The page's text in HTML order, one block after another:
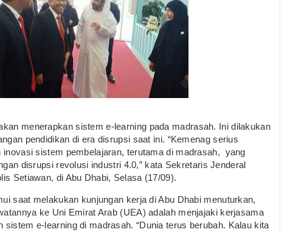
menerapkan sistem e-learning pada madrasah. Ini dilakukan
pendidikan di era disrupsi saat ini. “Kemenag serius
inovasi sistem pembelajaran, terutama di madrasah, yang
disrupsi revolusi industri 4.0,” kata Sekretaris Jenderal
Setiawan, di Abu Dhabi, Selasa (17/09).
saat melakukan kunjungan kerja di Abu Dhabi menuturkan,
ke Uni Emirat Arab (UEA) adalah menjajaki kerjasama
sistem e-learning di madrasah. “Dunia terus berubah. Kalau kita